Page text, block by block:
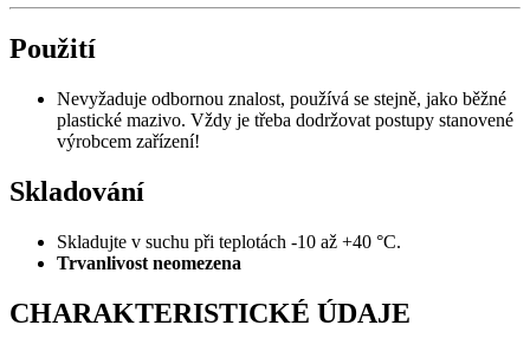
Použití
Nevyžaduje odbornou znalost, používá se stejně, jako běžné
plastické mazivo. Vždy je třeba dodržovat postupy stanovené
výrobcem zařízení!
Skladování
Skladujte v suchu při teplotách -10 až +40 °C.
Trvanlivost neomezena
CHARAKTERISTICKÉ ÚDAJE